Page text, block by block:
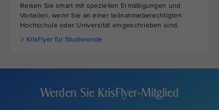
Reisen Sie smart mit speziellen Ermäßigungen und
Vorteilen, wenn Sie an einer teilnahmeberechtigten
Hochschule oder Universität eingeschrieben sind.
KrisFlyer für Studierende
Werden Sie KrisFlyer-Mitglied